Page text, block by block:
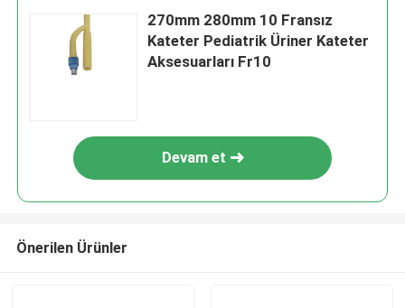
270mm 280mm 10 Fransız
Kateter Pediatrik Üriner Kateter
Aksesuarları Fr10
Devam et
Önerilen Ürünler